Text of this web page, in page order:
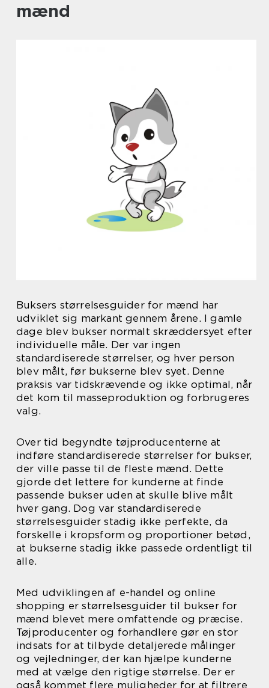
mænd
Buksers størrelsesguider for mænd har
udviklet sig markant gennem årene. I gamle
dage blev bukser normalt skræddersyet efter
individuelle måle. Der var ingen
standardiserede størrelser, og hver person
blev målt, før bukserne blev syet. Denne
praksis var tidskrævende og ikke optimal, når
det kom til masseproduktion og forbrugeres
valg.
Over tid begyndte tøjproducenterne at
indføre standardiserede størrelser for bukser,
der ville passe til de fleste mænd. Dette
gjorde det lettere for kunderne at finde
passende bukser uden at skulle blive målt
hver gang. Dog var standardiserede
størrelsesguider stadig ikke perfekte, da
forskelle i kropsform og proportioner betød,
at bukserne stadig ikke passede ordentligt til
alle.
Med udviklingen af e-handel og online
shopping er størrelsesguider til bukser for
mænd blevet mere omfattende og præcise.
Tøjproducenter og forhandlere gør en stor
indsats for at tilbyde detaljerede målinger
og vejledninger, der kan hjælpe kunderne
med at vælge den rigtige størrelse. Der er
også kommet flere muligheder for at filtrere